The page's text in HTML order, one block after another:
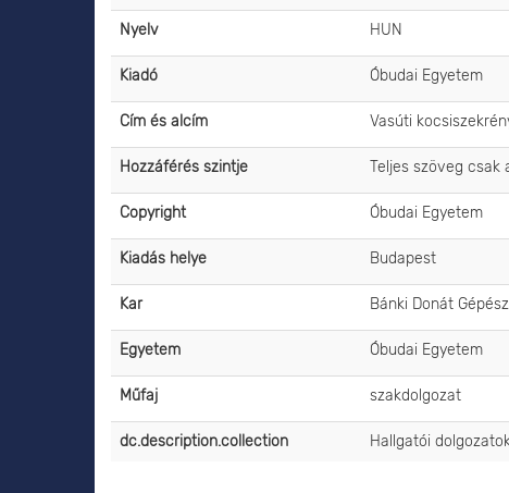
Nyelv HUN
Kiadó Óbudai Egyetem
Cím és alcím Vasúti
Hozzáférés szintje Teljes szöveg csak
Copyright Óbudai Egyetem
Kiadás helye Budapest
Kar Bánki Donát
Egyetem Óbudai Egyetem
Műfaj szakdolgozat
dc.description.collection Hallgatói